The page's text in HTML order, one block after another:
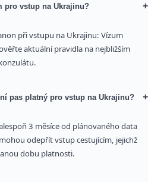
pro vstup na Ukrajinu? +
při vstupu na Ukrajinu: Vízum
aktuální pravidla na nejbližším
pas platný pro vstup na Ukrajinu? +
3 měsíce od plánovaného data
odepřít vstup cestujícím, jejichž
dobu platnosti.